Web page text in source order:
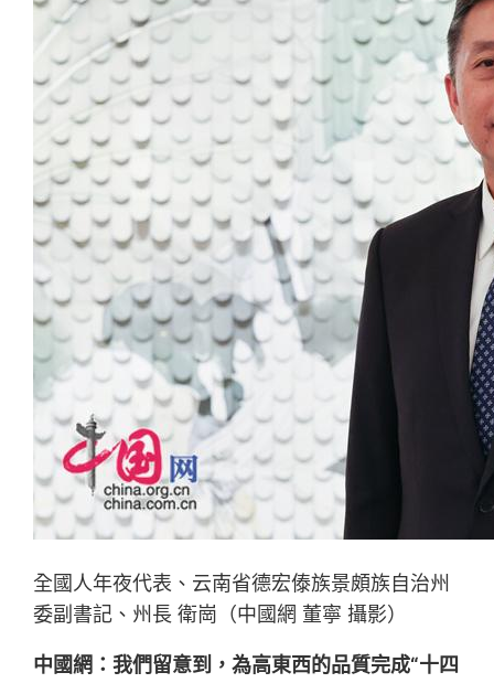
全國人年夜代表、云南省德宏傣族景頗族自治州
委副書記、州長 衛崗（中國網 董寧 攝影）
中國網：我們留意到，為高東西的品質完成“十四